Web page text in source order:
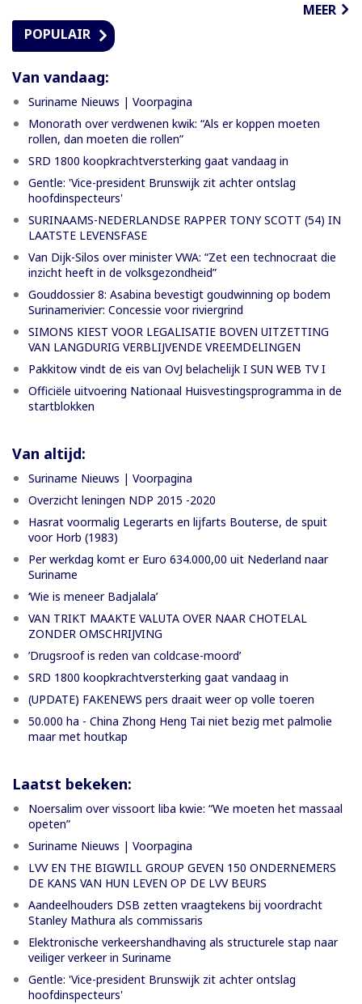
MEER
POPULAIR
Van vandaag:
Suriname Nieuws | Voorpagina
Monorath over verdwenen kwik: “Als er koppen moeten
rollen, dan moeten die rollen”
SRD 1800 koopkrachtversterking gaat vandaag in
Gentle: 'Vice-president Brunswijk zit achter ontslag
hoofdinspecteurs'
SURINAAMS-NEDERLANDSE RAPPER TONY SCOTT (54) IN
LAATSTE LEVENSFASE
Van Dijk-Silos over minister VWA: “Zet een technocraat die
inzicht heeft in de volksgezondheid”
Gouddossier 8: Asabina bevestigt goudwinning op bodem
Surinamerivier: Concessie voor riviergrind
SIMONS KIEST VOOR LEGALISATIE BOVEN UITZETTING
VAN LANGDURIG VERBLIJVENDE VREEMDELINGEN
Pakkitow vindt de eis van OvJ belachelijk I SUN WEB TV I
Officiële uitvoering Nationaal Huisvestingsprogramma in de
startblokken
Van altijd:
Suriname Nieuws | Voorpagina
Overzicht leningen NDP 2015 -2020
Hasrat voormalig Legerarts en lijfarts Bouterse, de spuit
voor Horb (1983)
Per werkdag komt er Euro 634.000,00 uit Nederland naar
Suriname
‘Wie is meneer Badjalala’
VAN TRIKT MAAKTE VALUTA OVER NAAR CHOTELAL
ZONDER OMSCHRIJVING
’Drugsroof is reden van coldcase-moord’
SRD 1800 koopkrachtversterking gaat vandaag in
(UPDATE) FAKENEWS pers draait weer op volle toeren
50.000 ha - China Zhong Heng Tai niet bezig met palmolie
maar met houtkap
Laatst bekeken:
Noersalim over vissoort liba kwie: “We moeten het massaal
opeten”
Suriname Nieuws | Voorpagina
LVV EN THE BIGWILL GROUP GEVEN 150 ONDERNEMERS
DE KANS VAN HUN LEVEN OP DE LVV BEURS
Aandeelhouders DSB zetten vraagtekens bij voordracht
Stanley Mathura als commissaris
Elektronische verkeershandhaving als structurele stap naar
veiliger verkeer in Suriname
Gentle: 'Vice-president Brunswijk zit achter ontslag
hoofdinspecteurs'